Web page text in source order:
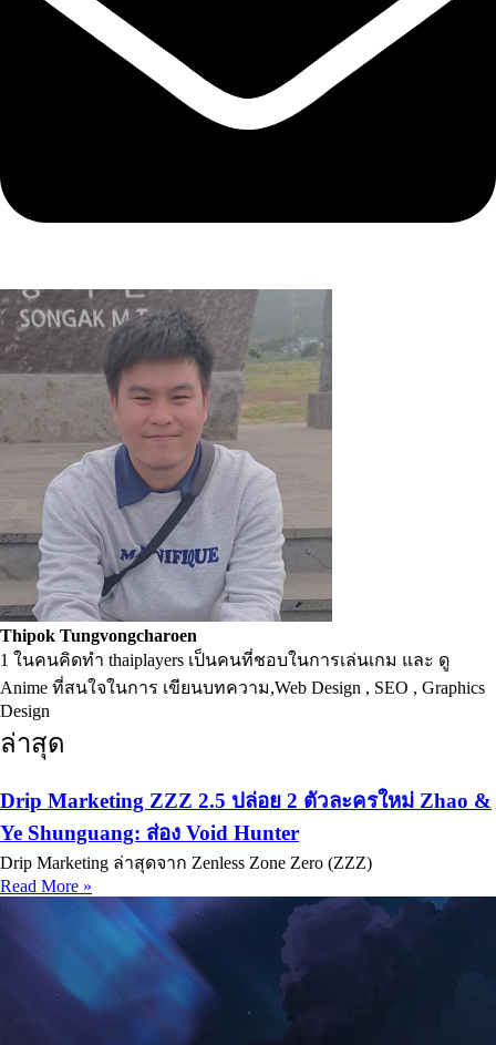
Thipok Tungvongcharoen
1 ในคนคิดทำ thaiplayers เป็นคนที่ชอบในการเล่นเกม และ ดู
Anime ที่สนใจในการ เขียนบทความ,Web Design , SEO , Graphics
Design
ล่าสุด
Drip Marketing ZZZ 2.5 ปล่อย 2 ตัวละครใหม่ Zhao &
Ye Shunguang: ส่อง Void Hunter
Drip Marketing ล่าสุดจาก Zenless Zone Zero (ZZZ)
Read More »